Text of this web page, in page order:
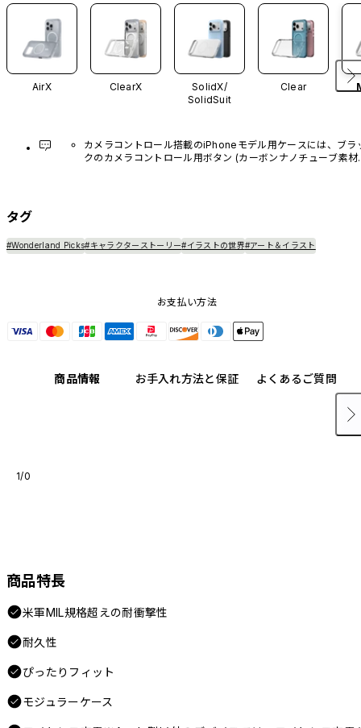
AirX ClearX
SolidX/
SolidSuit
Clear
カメラコントロール搭載のiPhoneモデル用ケースには、ブラ
クのカメラコントロール用ボタン (カーボンナノチューブ素材)
タグ
#Wonderland Picks#キャラクターストーリー#イラストの世界#アート＆イラスト
お支払い方法
商品情報 お手入れ方法と保証 よくあるご質問
1/0
商品特長
米軍MIL規格超えの耐衝撃性
耐久性
ぴったりフィット
モジュラーケース